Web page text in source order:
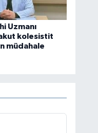
Uzmanı
kolesistit
müdahale